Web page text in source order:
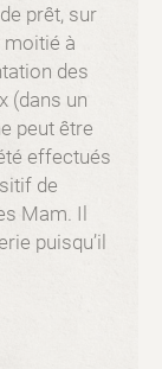
prêt, sur
moitié à
des
(dans un
peut être
effectués
de
Mam. Il
puisqu’il